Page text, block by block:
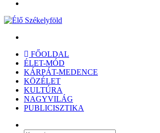
FŐOLDAL
ÉLET-MÓD
KÁRPÁT-MEDENCE
KÖZÉLET
KULTÚRA
NAGYVILÁG
PUBLICISZTIKA